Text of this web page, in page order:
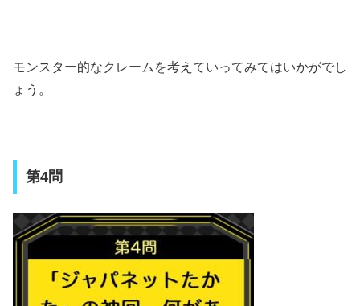
モンスター的なクレームを考えていってみてはいかがでし
ょう。
第4問